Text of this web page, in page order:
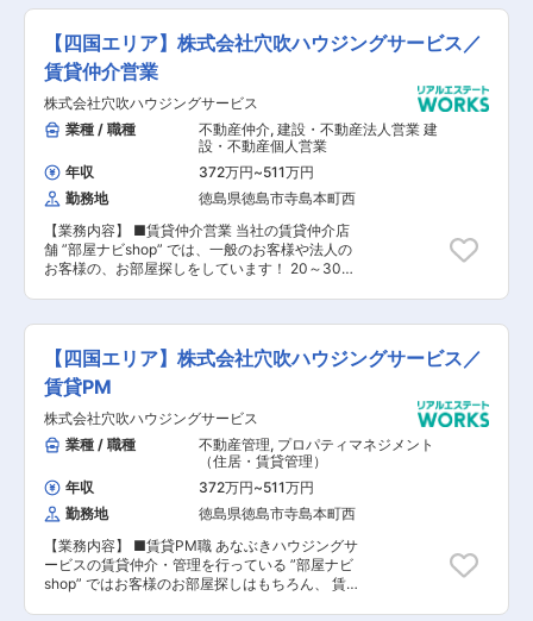
報告に関する資料を作ります。毎月の管理費なの
入金確認など/※資料の作成サポートをする事務ス
タッフがいます。（書類作成は決められたフォー
マットやシステムがありますので、未経験者もご
安心ください！） ■共用部やエレベータなど点検
報告書の確認や、建物の修繕提案など 定期巡回や
清掃等を行う管理業務は専門のスタッフが担当し
ています。（設備に関する詳しい知識を学べる研
修施設があります。入社後の研修もございま
す！） ■理事会、総会の運営サポート 管理組合
の収支報告や、司会進行、修繕工事の提案プレゼ
ンを行います。（慣れるまでは先輩社員が同行し
ます。ご安心ください！） ■入居者様からのお困
りごとサポート（当社では24時間365日、自社運
営のコールセンターがあり、こちらで解決できる
事案が多いです） ※他社案件のリプレイス等も専
【四国エリア】株式会社穴吹ハウジングサービス／
賃貸仲介営業
株式会社穴吹ハウジングサービス
業種 / 職種
不動産仲介, 建設・不動産法人営業 建
設・不動産個人営業
年収
372万円~511万円
勤務地
徳島県徳島市寺島本町西
【業務内容】 ■賃貸仲介営業 当社の賃貸仲介店
舗 ”部屋ナビshop” では、一般のお客様や法人の
お客様の、お部屋探しをしています！ 20～30代
あるお仕事です。 【具体的には】 ◎物件のご提案
～物件資料の送付 店舗にお部屋探しに来られるお
客様や、SUUMO等のネット予約など、ご来店や
お問合せ下さったお客様の対応を行います。 希望
条件をヒアリングし、専用の物件検索システムか
ら、条件に合う物件をご提案します。県外からお
部屋を探しているお客様にはメール等で物件資料
を送付します。 ◎物件の案内（※車の運転あり）
ご提案した物件の中から候補を選定し、ご案内を
行います。 事前に物件の案内方法の確認（鍵の借
用など）をしたうえで、車にお客様を乗せて物件
までお連れします。 ご要望に応じて室内の採寸等
の補助を行ったりもします。 ◎契約手続き・アフ
ターフォロー 物件が正式に決まったら、契約手続
きに入ります。 専用のシステムに物件やお客様の
情報を入力し、契約書類を作成します。 入居日ま
【四国エリア】株式会社穴吹ハウジングサービス／
賃貸PM
株式会社穴吹ハウジングサービス
業種 / 職種
不動産管理, プロパティマネジメント
（住居・賃貸管理）
年収
372万円~511万円
勤務地
徳島県徳島市寺島本町西
【業務内容】 ■賃貸PM職 あなぶきハウジングサ
ービスの賃貸仲介・管理を行っている ”部屋ナビ
shop” ではお客様のお部屋探しはもちろん、 賃貸